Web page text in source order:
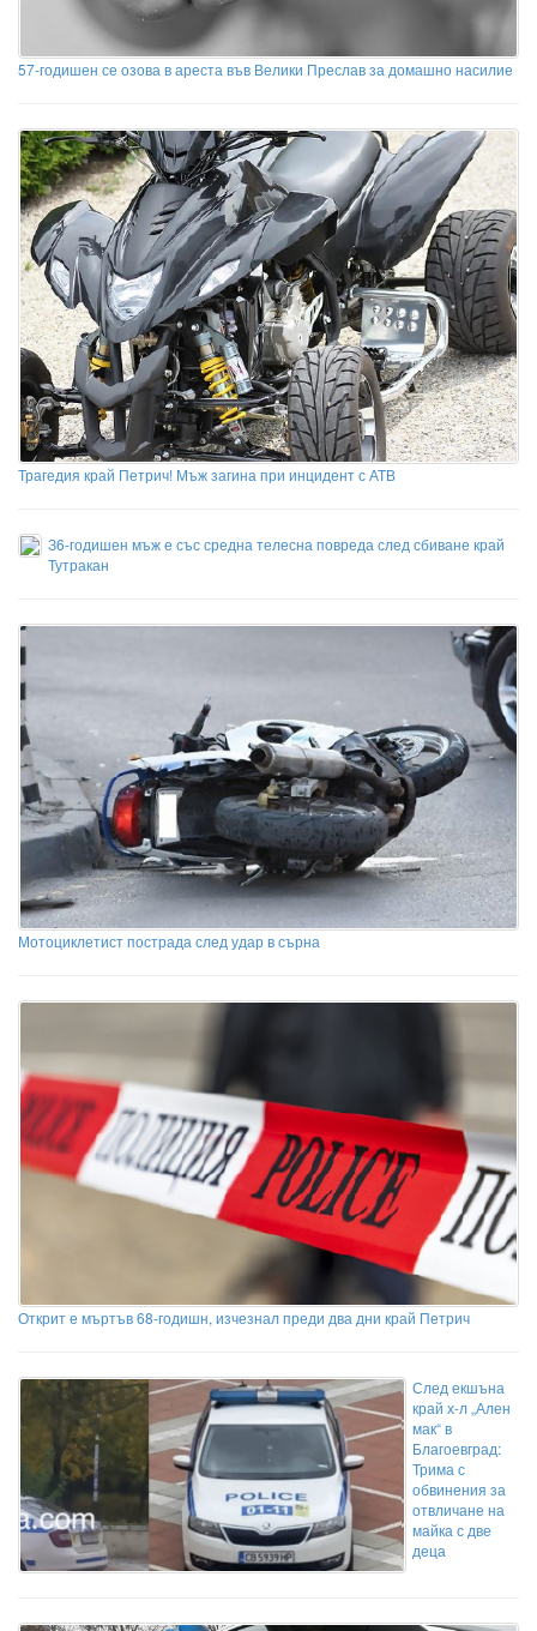
57-годишен се озова в ареста във Велики Преслав за домашно насилие
Трагедия край Петрич! Мъж загина при инцидент с АТВ
З6-годишен мъж е със средна телесна повреда след сбиване край
Тутракан
Мотоциклетист пострада след удар в сърна
Открит е мъртъв 68-годишн, изчезнал преди два дни край Петрич
След екшъна
край х-л „Ален
мак“ в
Благоевград:
Трима с
обвинения за
отвличане на
майка с две
деца